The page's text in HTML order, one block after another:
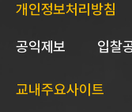
개인정보처리방침
공익제보 입찰
교내주요사이트